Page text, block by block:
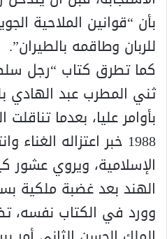
بأن “قوانين الملاحية
للربان وطاقمه بالطيران”.
كما تطرق كتاب “رجل
ثني المطرب عبد الهادي
بأوامر عليا، بعدما
1988 خبر اعتزاله
الإسلامية، ويروي عشور
الهند بعد غضبة ملكية
وورد في الكتاب نفسه،